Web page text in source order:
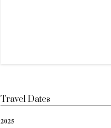
Travel Dates
2025